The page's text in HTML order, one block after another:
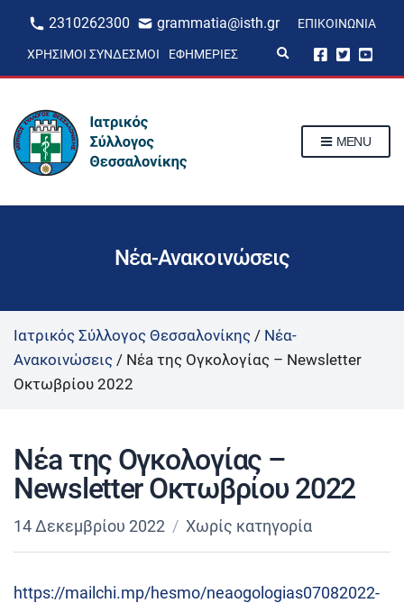
2310262300 grammatia@isth.gr ΕΠΙΚΟΙΝΩΝΊΑ
ΧΡΉΣΙΜΟΙ ΣΎΝΔΕΣΜΟΙ ΕΦΗΜΕΡΊΕΣ
p
m
MENU
Νέα-Ανακοινώσεις
Ιατρικός Σύλλογος Θεσσαλονίκης / Νέα-
Ανακοινώσεις / Νέa της Ογκολογίας – Newsletter
Οκτωβρίου 2022
Νέa της Ογκολογίας –
Newsletter Οκτωβρίου 2022
14 Δεκεμβρίου 2022 Χωρίς κατηγορία
https://mailchi.mp/hesmo/neaogologias07082022-